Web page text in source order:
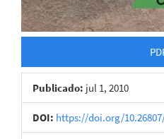
Publicado: jul 1, 2010
DOI: https://doi.org/